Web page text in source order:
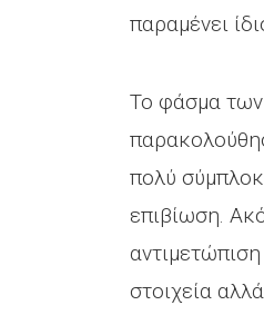
παραμένει
Το φάσμα
πολύ
επιβίωση.
στοιχεία